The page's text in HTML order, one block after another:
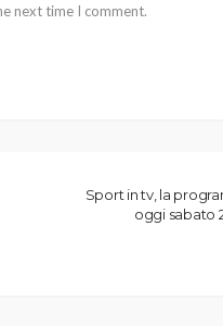
next time I comment.
Sport in tv, la
oggi sabato